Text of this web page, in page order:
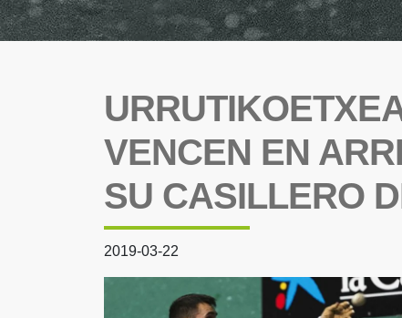
VENCEN EN
SU CASILLERO
2019-03-22